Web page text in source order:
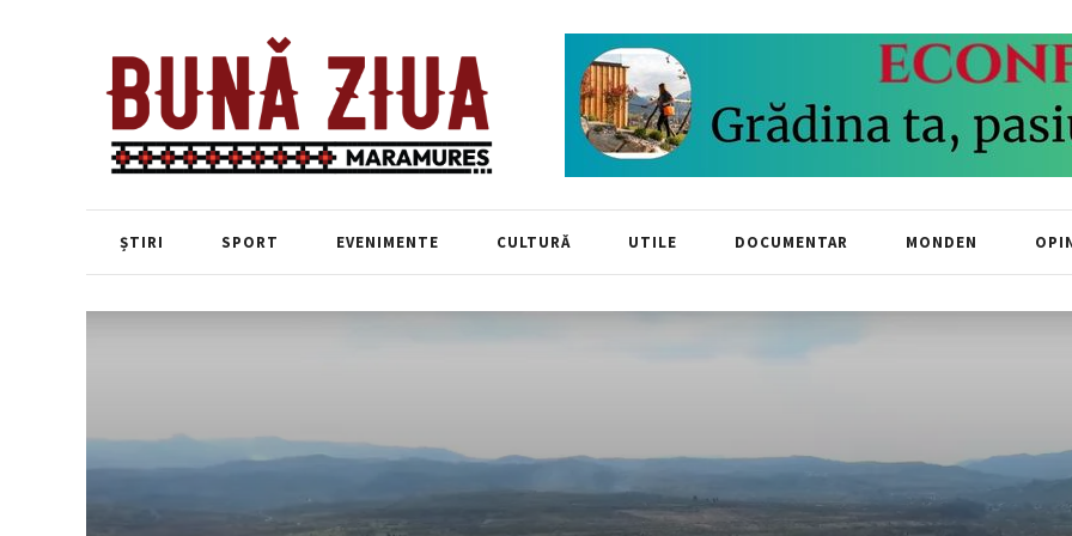
ȘTIRI SPORT EVENIMENTE CULTURĂ UTILE DOCUMENTAR MONDEN